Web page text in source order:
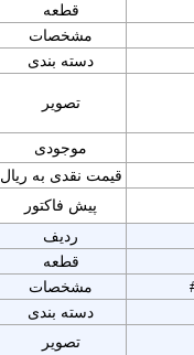
قطعه
مشخصات
دسته بندی
تصویر
موجودی
قیمت نقدی به ریال
پیش فاکتور
ردیف
قطعه
مشخصات
دسته بندی
تصویر